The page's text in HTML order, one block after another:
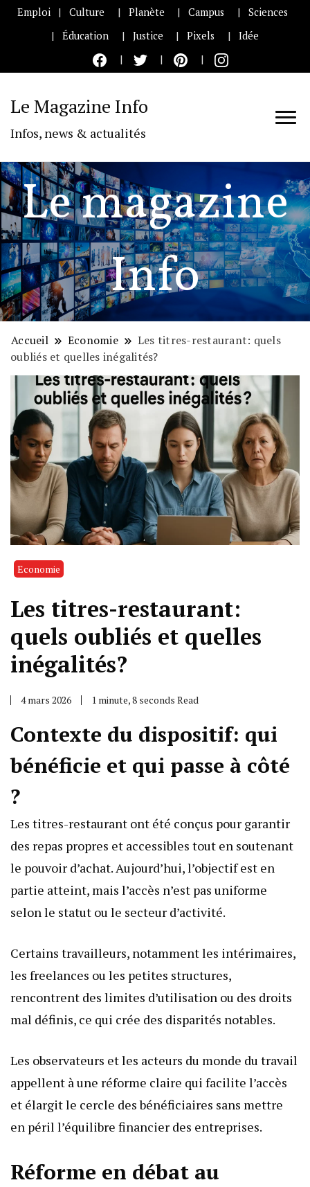
Emploi Culture Planète Campus
Sciences
Éducation
Justice Pixels Idée
Le Magazine Info
Infos, news & actualités
Le magazine
Info
Accueil Economie
Les titres-restaurant: quels
oubliés et quelles inégalités?
Economie
Les titres-restaurant:
quels oubliés et quelles
inégalités?
4 mars 2026 1 minute, 8 seconds Read
Contexte du dispositif: qui
bénéficie et qui passe à côté
?
Les titres-restaurant ont été conçus pour garantir
des repas propres et accessibles tout en soutenant
le pouvoir d’achat. Aujourd’hui, l’objectif est en
partie atteint, mais l’accès n’est pas uniforme
selon le statut ou le secteur d’activité.
Certains travailleurs, notamment les intérimaires,
les freelances ou les petites structures,
rencontrent des limites d’utilisation ou des droits
mal définis, ce qui crée des disparités notables.
Les observateurs et les acteurs du monde du travail
appellent à une réforme claire qui facilite l’accès
et élargit le cercle des bénéficiaires sans mettre
en péril l’équilibre financier des entreprises.
Réforme en débat au